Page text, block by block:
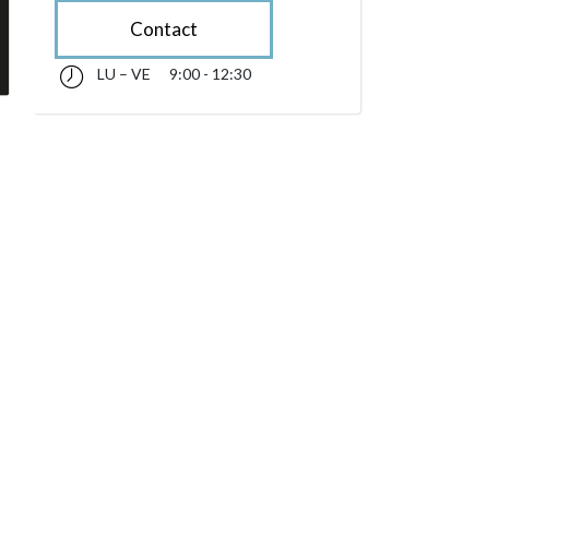
Contact
accessibility.sr-only.opening_hours
lundi jusqu’à vendredi 09:00 - 12:30
LU – VE 9:00 - 12:30